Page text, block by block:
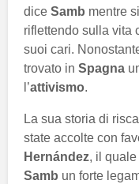
dice Samb mentre
riflettendo sulla vita
suoi cari.
trovato in Spagna
l’attivismo.
La sua storia di
state accolte con
Hernández, il
Samb un forte